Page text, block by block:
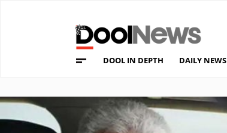
DOOL IN DEPTH DAILY NEWS